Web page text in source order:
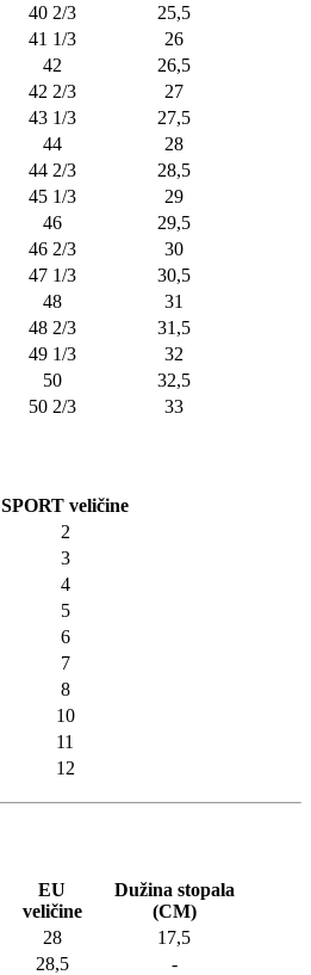
40 2/3
25,5
41 1/3
26
42
26,5
42 2/3
27
43 1/3
27,5
44
28
44 2/3
28,5
45 1/3
29
46
29,5
46 2/3
30
47 1/3
30,5
48
31
48 2/3
31,5
49 1/3
32
50
32,5
50 2/3 33
SPORT veličine
2
3
4
5
6
7
8
10
11
12
EU
veličine
Dužina stopala
(CM)
28
17,5
28,5
-